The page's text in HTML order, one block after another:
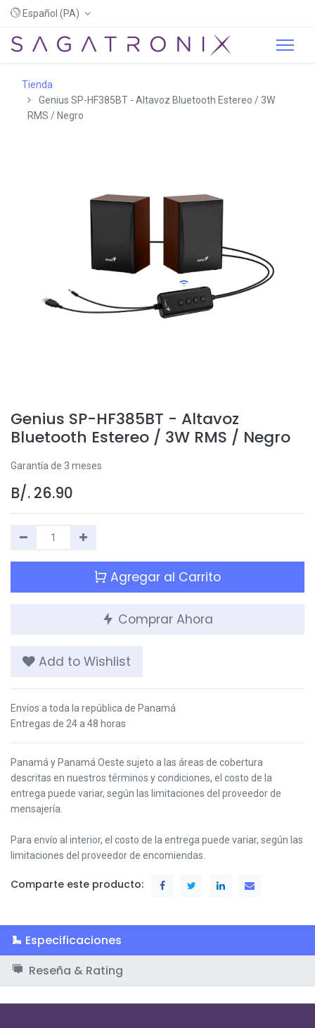
Español (PA)
Tienda
Genius SP-HF385BT - Altavoz Bluetooth Estereo / 3W
RMS / Negro
Genius SP-HF385BT - Altavoz
Bluetooth Estereo / 3W RMS / Negro
Garantía de 3 meses
B/. 26.90
Agregar al Carrito
Comprar Ahora
Add to Wishlist
Envíos a toda la república de Panamá
Entregas de 24 a 48 horas
Panamá y Panamá Oeste sujeto a las áreas de cobertura
descritas en nuestros términos y condiciones, el costo de la
entrega puede variar, según las limitaciones del proveedor de
mensajería.
Para envío al interior, el costo de la entrega puede variar, según las
limitaciones del proveedor de encomiendas.
Comparte este producto:
Especificaciones
Reseña & Rating